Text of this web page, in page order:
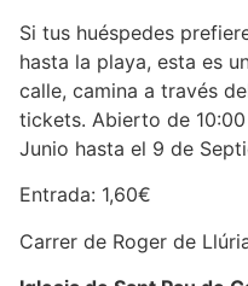
Si tus huéspedes
hasta la playa, esta es
calle, camina a través
tickets. Abierto de
Junio hasta el 9 de
Entrada: 1,60€
Carrer de Roger de